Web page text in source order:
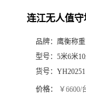
连江无人值守
品牌： 鹰衡称重
型号： 5米6米
货号：
价格： ￥6600/